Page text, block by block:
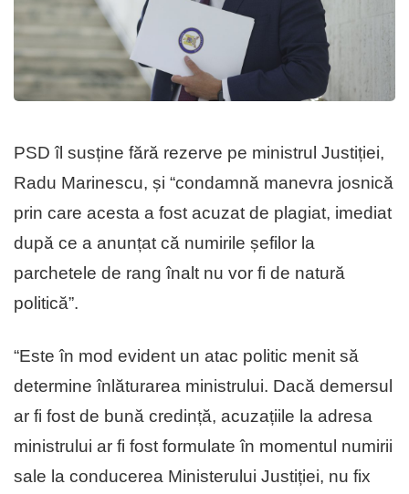
PSD îl susține fără rezerve pe ministrul Justiției,
Radu Marinescu, și “condamnă manevra josnică
prin care acesta a fost acuzat de plagiat, imediat
după ce a anunțat că numirile șefilor la
parchetele de rang înalt nu vor fi de natură
politică”.
“Este în mod evident un atac politic menit să
determine înlăturarea ministrului. Dacă demersul
ar fi fost de bună credință, acuzațiile la adresa
ministrului ar fi fost formulate în momentul numirii
sale la conducerea Ministerului Justiției, nu fix